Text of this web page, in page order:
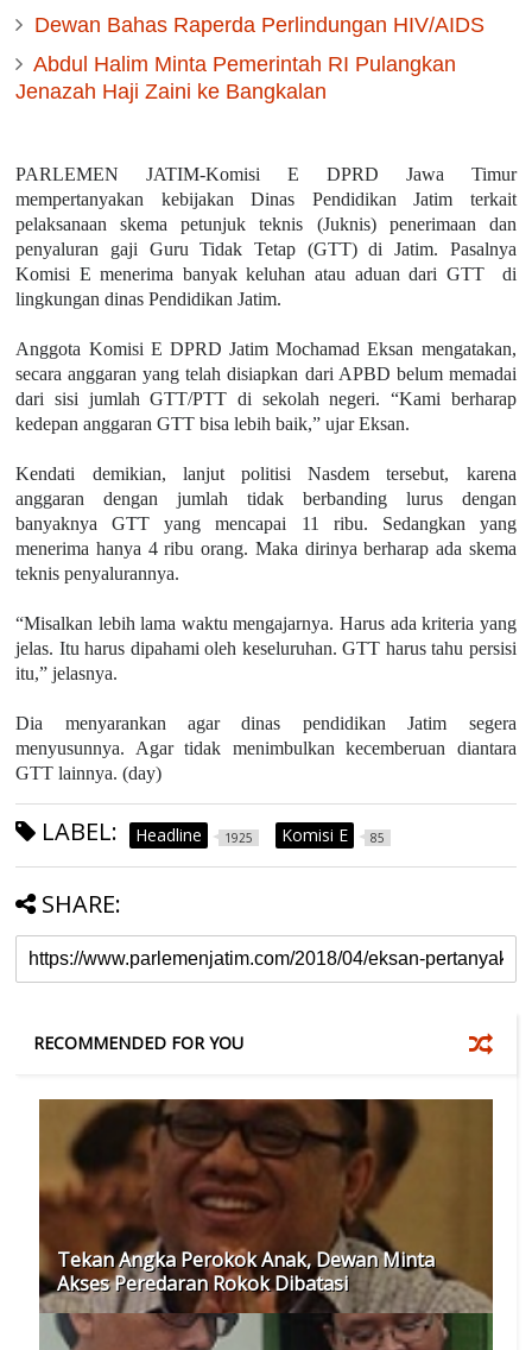
Dewan Bahas Raperda Perlindungan HIV/AIDS
Abdul Halim Minta Pemerintah RI Pulangkan
Jenazah Haji Zaini ke Bangkalan
PARLEMEN JATIM-Komisi E DPRD Jawa Timur
mempertanyakan kebijakan Dinas Pendidikan Jatim terkait
pelaksanaan skema petunjuk teknis (Juknis) penerimaan dan
penyaluran gaji Guru Tidak Tetap (GTT) di Jatim. Pasalnya
Komisi E menerima banyak keluhan atau aduan dari GTT di
lingkungan dinas Pendidikan Jatim.
Anggota Komisi E DPRD Jatim Mochamad Eksan mengatakan,
secara anggaran yang telah disiapkan dari APBD belum memadai
dari sisi jumlah GTT/PTT di sekolah negeri. “Kami berharap
kedepan anggaran GTT bisa lebih baik,” ujar Eksan.
Kendati demikian, lanjut politisi Nasdem tersebut, karena
anggaran dengan jumlah tidak berbanding lurus dengan
banyaknya GTT yang mencapai 11 ribu. Sedangkan yang
menerima hanya 4 ribu orang. Maka dirinya berharap ada skema
teknis penyalurannya.
“Misalkan lebih lama waktu mengajarnya. Harus ada kriteria yang
jelas. Itu harus dipahami oleh keseluruhan. GTT harus tahu persisi
itu,” jelasnya.
Dia menyarankan agar dinas pendidikan Jatim segera
menyusunnya. Agar tidak menimbulkan kecemberuan diantara
GTT lainnya. (day)
LABEL: Headline 1925 Komisi E 85
SHARE:
RECOMMENDED FOR YOU
Tekan Angka Perokok Anak, Dewan Minta
Akses Peredaran Rokok Dibatasi